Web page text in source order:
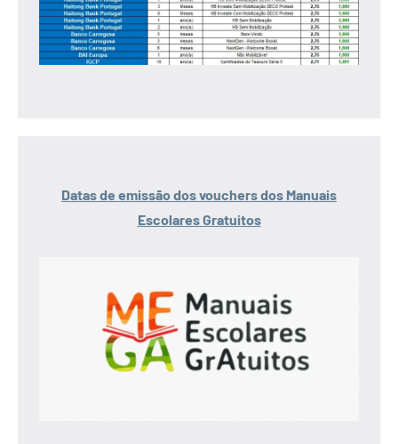
Datas de emissão dos vouchers dos Manuais
Escolares Gratuitos